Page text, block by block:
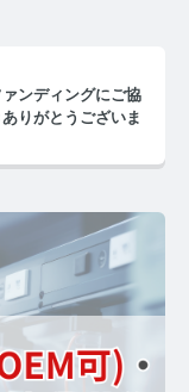
測定キットの
キットのご紹
ン量検査キッ
クのインタビ
ンディングにご協
りがとうございま